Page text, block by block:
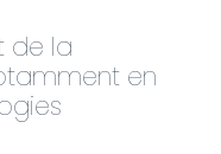
de la
en